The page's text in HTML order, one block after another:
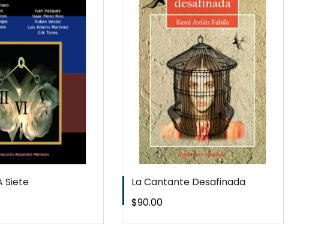
Siete
QUICKVIEW
La Cantante Desafinada
Precio
$90.00
QUICKVIEW
WISHLIST